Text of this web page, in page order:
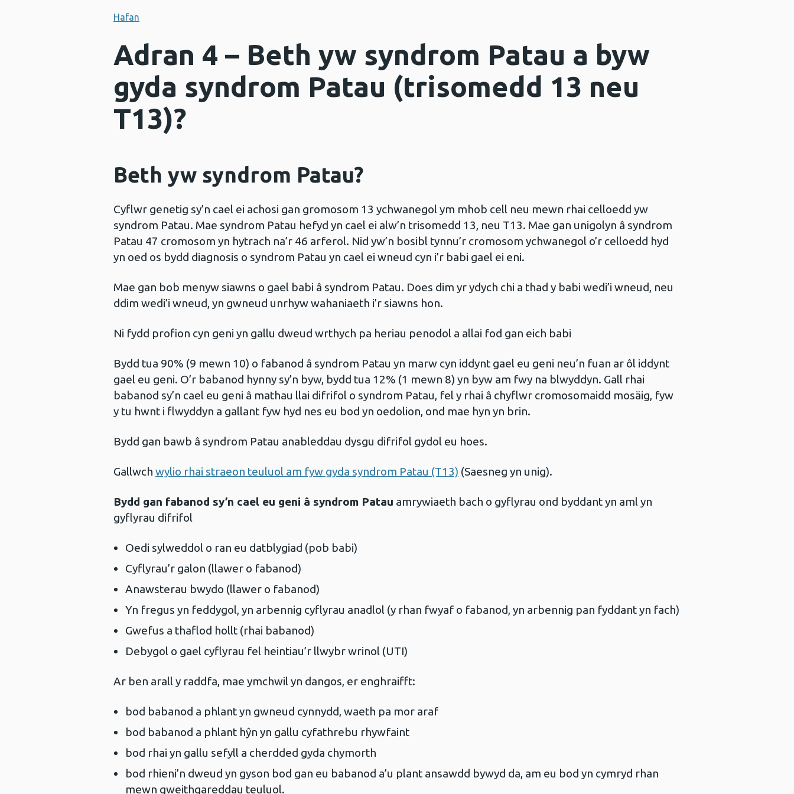
Hafan
Adran 4 – Beth yw syndrom Patau a byw
gyda syndrom Patau (trisomedd 13 neu
T13)?
Beth yw syndrom Patau?
Cyflwr genetig sy’n cael ei achosi gan gromosom 13 ychwanegol ym mhob cell neu mewn rhai celloedd yw
syndrom Patau. Mae syndrom Patau hefyd yn cael ei alw’n trisomedd 13, neu T13. Mae gan unigolyn â syndrom
Patau 47 cromosom yn hytrach na’r 46 arferol. Nid yw’n bosibl tynnu’r cromosom ychwanegol o’r celloedd hyd
yn oed os bydd diagnosis o syndrom Patau yn cael ei wneud cyn i’r babi gael ei eni.
Mae gan bob menyw siawns o gael babi â syndrom Patau. Does dim yr ydych chi a thad y babi wedi’i wneud, neu
ddim wedi’i wneud, yn gwneud unrhyw wahaniaeth i’r siawns hon.
Ni fydd profion cyn geni yn gallu dweud wrthych pa heriau penodol a allai fod gan eich babi
Bydd tua 90% (9 mewn 10) o fabanod â syndrom Patau yn marw cyn iddynt gael eu geni neu’n fuan ar ôl iddynt
gael eu geni. O’r babanod hynny sy’n byw, bydd tua 12% (1 mewn 8) yn byw am fwy na blwyddyn. Gall rhai
babanod sy’n cael eu geni â mathau llai difrifol o syndrom Patau, fel y rhai â chyflwr cromosomaidd mosäig, fyw
y tu hwnt i flwyddyn a gallant fyw hyd nes eu bod yn oedolion, ond mae hyn yn brin.
Bydd gan bawb â syndrom Patau anableddau dysgu difrifol gydol eu hoes.
Gallwch wylio rhai straeon teuluol am fyw gyda syndrom Patau (T13) (Saesneg yn unig).
Bydd gan fabanod sy’n cael eu geni â syndrom Patau amrywiaeth bach o gyflyrau ond byddant yn aml yn
gyflyrau difrifol
Oedi sylweddol o ran eu datblygiad (pob babi)
Cyflyrau’r galon (llawer o fabanod)
Anawsterau bwydo (llawer o fabanod)
Yn fregus yn feddygol, yn arbennig cyflyrau anadlol (y rhan fwyaf o fabanod, yn arbennig pan fyddant yn fach)
Gwefus a thaflod hollt (rhai babanod)
Debygol o gael cyflyrau fel heintiau’r llwybr wrinol (UTI)
Ar ben arall y raddfa, mae ymchwil yn dangos, er enghraifft:
bod babanod a phlant yn gwneud cynnydd, waeth pa mor araf
bod babanod a phlant hŷn yn gallu cyfathrebu rhywfaint
bod rhai yn gallu sefyll a cherdded gyda chymorth
bod rhieni’n dweud yn gyson bod gan eu babanod a’u plant ansawdd bywyd da, am eu bod yn cymryd rhan
mewn gweithgareddau teuluol.